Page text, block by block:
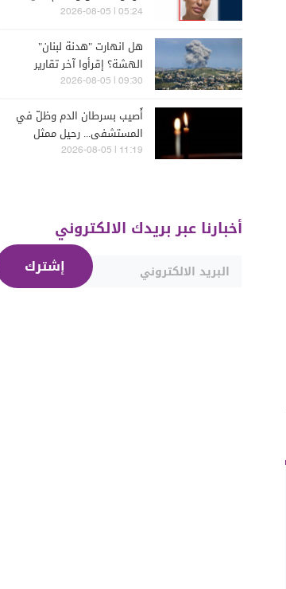
أعمالها؟
05:24 | 2026-08-05
هل انهارت "هدنة لبنان"
الهشة؟ إقرأوا آخر تقارير
إسرائيلية
09:30 | 2026-08-05
أُصيب بسرطان الدم وظلّ في
المستشفى... رحيل ممثل
مُخضرم عن 74 عاماً
11:19 | 2026-08-05
أخبارنا عبر بريدك الالكتروني
إشترك